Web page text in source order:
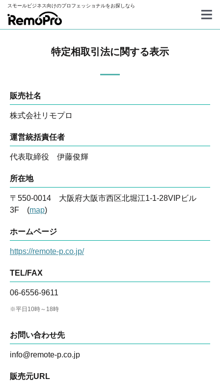
スモールビジネス向けのプロフェッショナルをお探しなら
特定相取引法に関する表示
販売社名
株式会社リモプロ
運営統括責任者
代表取締役 伊藤俊輝
所在地
〒550-0014 大阪府大阪市西区北堀江1-1-28VIPビル
3F (map)
ホームページ
https://remote-p.co.jp/
TEL/FAX
06-6556-9611
※平日10時～18時
お問い合わせ先
info@remote-p.co.jp
販売元URL